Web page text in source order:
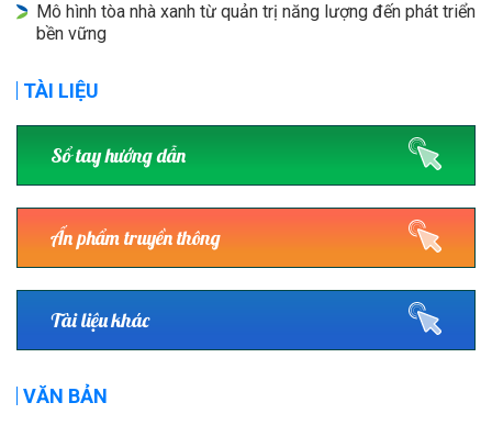
Mô hình tòa nhà xanh từ quản trị năng lượng đến phát triển
bền vững
TÀI LIỆU
Sổ tay hướng dẫn
Ấn phẩm truyền thông
Tài liệu khác
VĂN BẢN